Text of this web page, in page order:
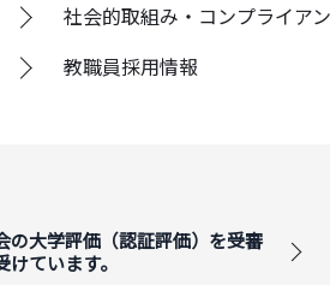
社会的取組み・コンプライア
教職員採用情報
の大学評価（認証評価）を受審
ています。